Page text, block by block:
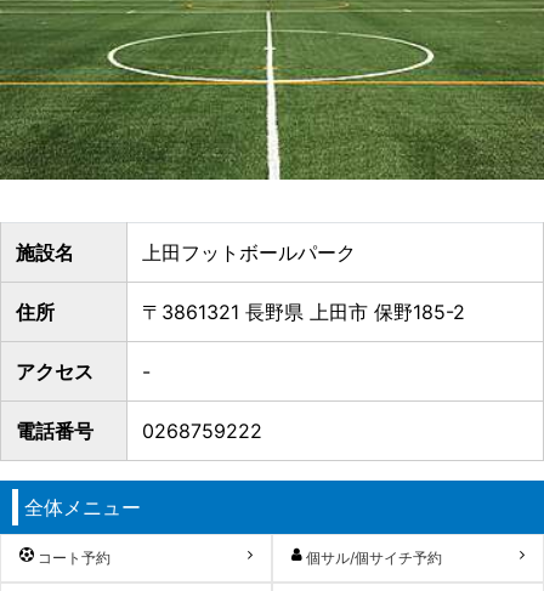
施設名 上田フットボールパーク
住所 〒3861321 長野県 上田市 保野185-2
アクセス -
電話番号 0268759222
全体メニュー
コート予約 個サル/個サイチ予約